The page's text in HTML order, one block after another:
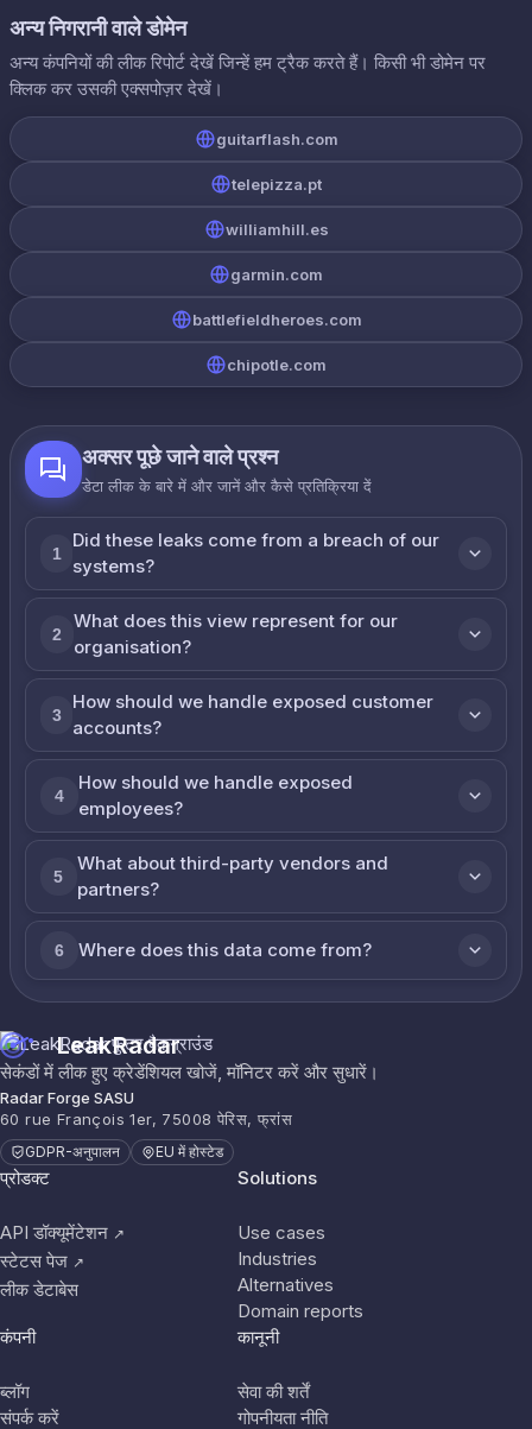
अन्य निगरानी वाले डोमेन
अन्य कंपनियों की लीक रिपोर्ट देखें जिन्हें हम ट्रैक करते हैं। किसी भी डोमेन पर
क्लिक कर उसकी एक्सपोज़र देखें।
guitarflash.com
telepizza.pt
williamhill.es
garmin.com
battlefieldheroes.com
chipotle.com
अक्सर पूछे जाने वाले प्रश्न
डेटा लीक के बारे में और जानें और कैसे प्रतिक्रिया दें
1
Did these leaks come from a breach of our
systems?
2
What does this view represent for our
organisation?
3
How should we handle exposed customer
accounts?
4
How should we handle exposed
employees?
5
What about third-party vendors and
partners?
6 Where does this data come from?
LeakRadar
सेकंडों में लीक हुए क्रेडेंशियल खोजें, मॉनिटर करें और सुधारें।
Radar Forge SASU
60 rue François 1er, 75008 पेरिस, फ्रांस
GDPR-अनुपालन EU में होस्टेड
प्रोडक्ट
API डॉक्यूमेंटेशन ↗
स्टेटस पेज ↗
लीक डेटाबेस
Solutions
Use cases
Industries
Alternatives
Domain reports
कंपनी
ब्लॉग
संपर्क करें
कानूनी
सेवा की शर्तें
गोपनीयता नीति